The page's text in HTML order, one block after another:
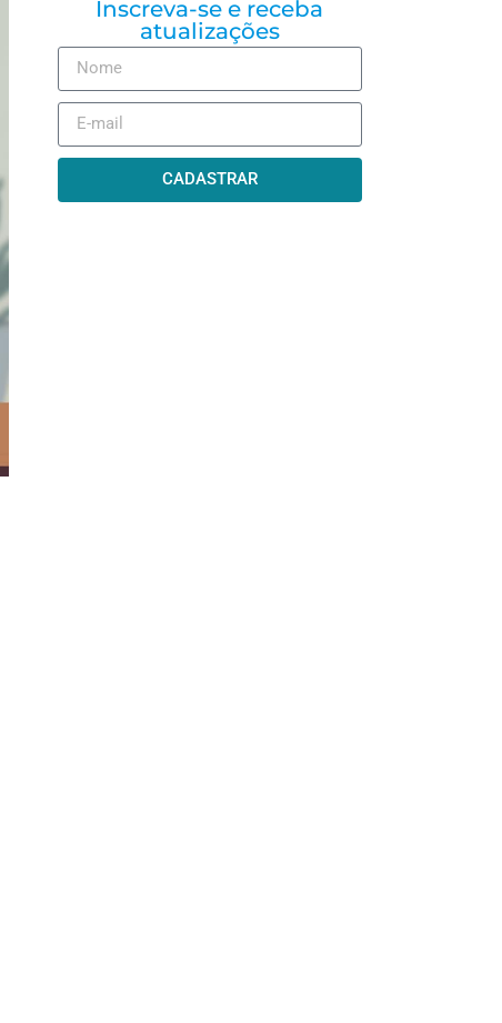
Inscreva-se e receba
atualizações
CADASTRAR